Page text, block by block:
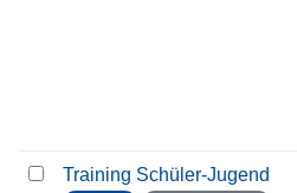
Training Schüler-Jugend